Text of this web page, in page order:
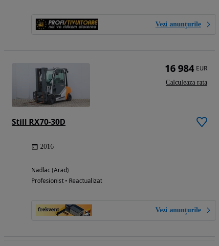
Vezi anunțurile
Still RX70-30D
2016
Nadlac (Arad)
Profesionist • Reactualizat
Vezi anunțurile
16 984 EUR
Calculeaza rata